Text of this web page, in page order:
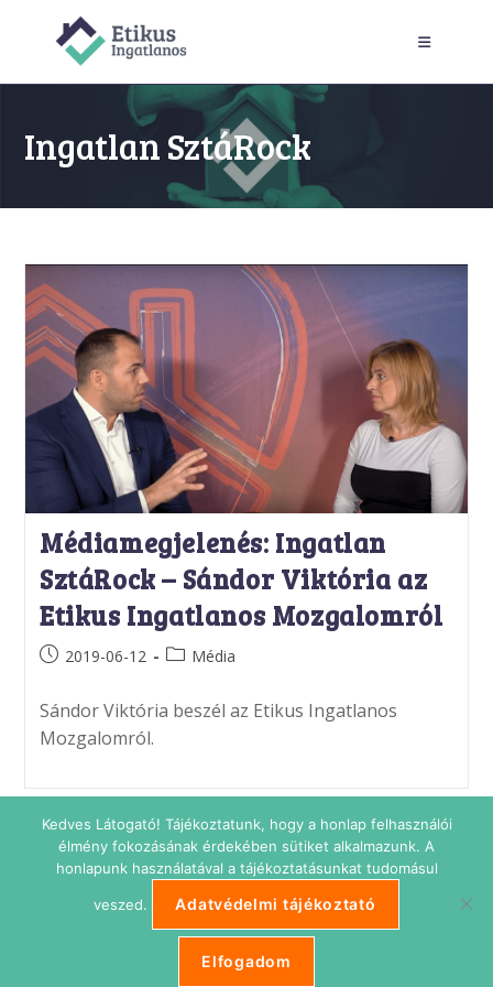
Ingatlan SztáRock
Médiamegjelenés: Ingatlan
SztáRock – Sándor Viktória az
Etikus Ingatlanos Mozgalomról
Post2019-06-12
PostMédia
Sándor Viktória beszél az Etikus Ingatlanos
Mozgalomról.
Adatkezelési tájékoztató Impresszum
Süti beállítások
Kedves Látogató! Tájékoztatunk, hogy a honlap felhasználói
élmény fokozásának érdekében sütiket alkalmazunk. A
honlapunk használatával a tájékoztatásunkat tudomásul
veszed. Adatvédelmi tájékoztató
Elfogadom